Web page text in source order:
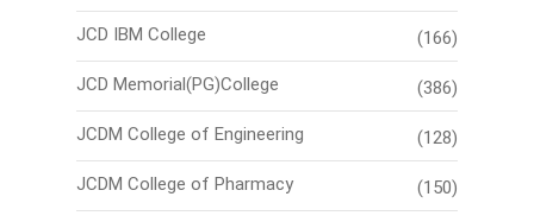
JCD IBM College (166)
JCD Memorial(PG)College (386)
JCDM College of Engineering (128)
JCDM College of Pharmacy (150)